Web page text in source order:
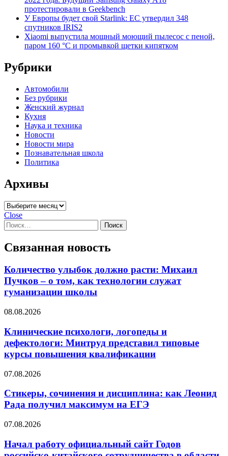
протестировали в Geekbench
У Европы будет свой Starlink: ЕС утвердил 348
спутников IRIS2
Xiaomi выпустила мощный моющий пылесос с пеной,
паром 160 °C и промывкой щетки кипятком
Рубрики
Автомобили
Без рубрики
Женский журнал
Кухня
Наука и техника
Новости
Новости мира
Познавательная школа
Политика
Архивы
Архивы
Close
Найти:
Связанная новость
Количество улыбок должно расти: Михаил
Пучков – о том, как технологии служат
гуманизации школы
08.08.2026
Клинические психологи, логопеды и
дефектологи: Минтруд представил типовые
курсы повышения квалификации
07.08.2026
Стикеры, сочинения и дисциплина: как Леонид
Рада получил максимум на ЕГЭ
07.08.2026
Начал работу официальный сайт Годов